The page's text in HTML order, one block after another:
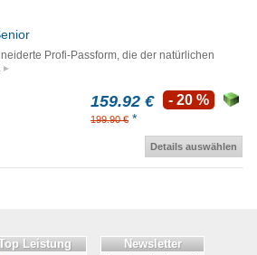
Profi-Passform, die der natürlichen
159.92 €
199.90 € *
- 20 %
Details auswählen
Leistung Newsletter